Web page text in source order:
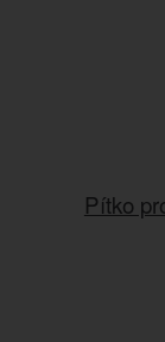
Pítko